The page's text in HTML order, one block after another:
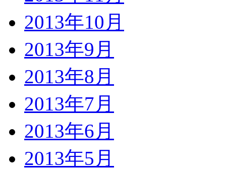
2013年10月
2013年9月
2013年8月
2013年7月
2013年6月
2013年5月